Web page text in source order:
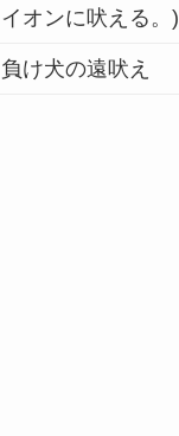
イオンに吠える。)
負け犬の遠吠え